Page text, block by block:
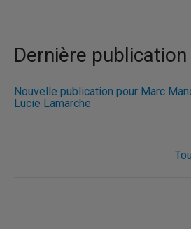
Dernière publication
Nouvelle publication pour Marc
Lucie Lamarche